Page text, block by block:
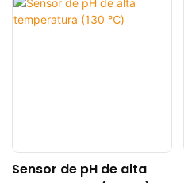
Sensor de pH de alta